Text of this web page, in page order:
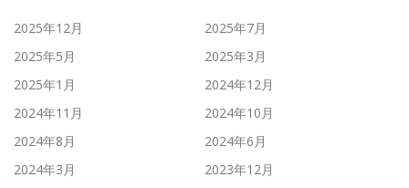
2025年12月
2025年7月
2025年5月
2025年3月
2025年1月
2024年12月
2024年11月
2024年10月
2024年8月
2024年6月
2024年3月
2023年12月